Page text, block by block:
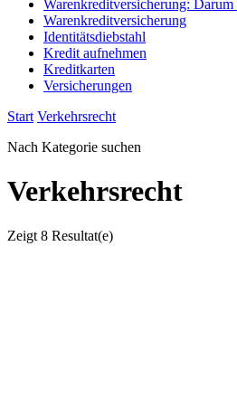
Warenkreditversicherung:
Warenkreditversicherung
Identitätsdiebstahl
Kredit aufnehmen
Kreditkarten
Versicherungen
Start Verkehrsrecht
Nach Kategorie suchen
Verkehrsrecht
Zeigt 8 Resultat(e)